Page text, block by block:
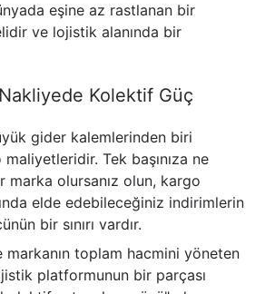
eşine az rastlanan bir
ve lojistik alanında bir
Kolektif Güç
gider kalemlerinden biri
Tek başınıza ne
marka olursanız olun, kargo
elde edebileceğiniz indirimlerin
bir sınırı vardır.
markanın toplam hacmini yöneten
platformunun bir parçası